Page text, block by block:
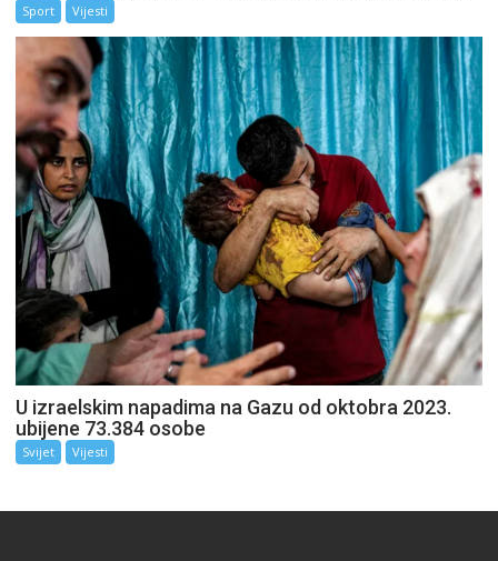
Sport Vijesti
U izraelskim napadima na Gazu od oktobra 2023.
ubijene 73.384 osobe
Svijet Vijesti